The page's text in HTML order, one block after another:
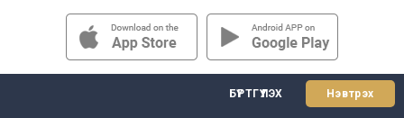
БҮРТГҮҮЛЭХ Нэвтрэх